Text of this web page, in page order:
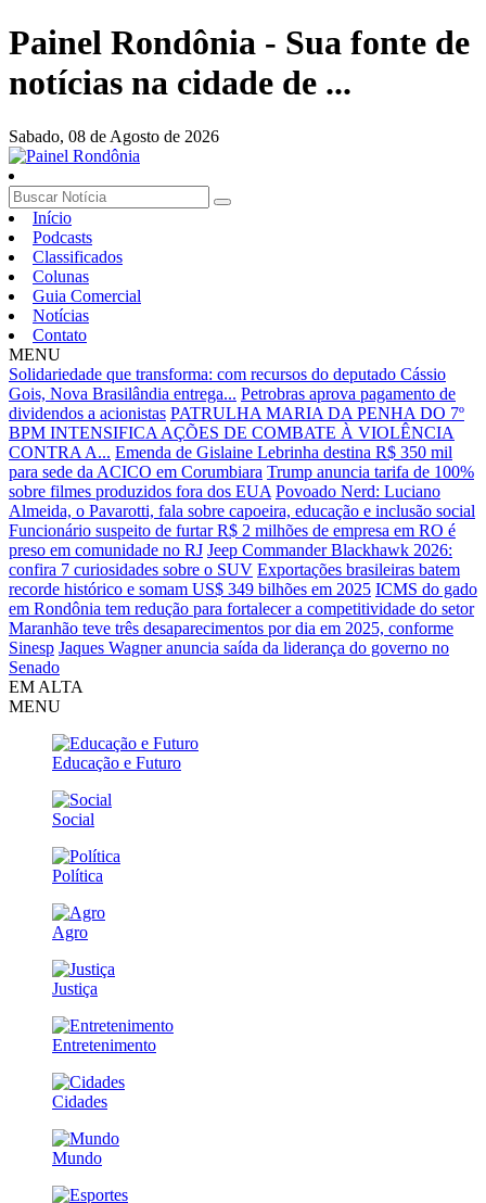
Painel Rondônia - Sua fonte de
notícias na cidade de ...
Sabado, 08 de Agosto de 2026
Início
Podcasts
Classificados
Colunas
Guia Comercial
Notícias
Contato
MENU
Solidariedade que transforma: com recursos do deputado Cássio
Gois, Nova Brasilândia entrega... Petrobras aprova pagamento de
dividendos a acionistas PATRULHA MARIA DA PENHA DO 7º
BPM INTENSIFICA AÇÕES DE COMBATE À VIOLÊNCIA
CONTRA A... Emenda de Gislaine Lebrinha destina R$ 350 mil
para sede da ACICO em Corumbiara Trump anuncia tarifa de 100%
sobre filmes produzidos fora dos EUA Povoado Nerd: Luciano
Almeida, o Pavarotti, fala sobre capoeira, educação e inclusão social
Funcionário suspeito de furtar R$ 2 milhões de empresa em RO é
preso em comunidade no RJ Jeep Commander Blackhawk 2026:
confira 7 curiosidades sobre o SUV Exportações brasileiras batem
recorde histórico e somam US$ 349 bilhões em 2025 ICMS do gado
em Rondônia tem redução para fortalecer a competitividade do setor
Maranhão teve três desaparecimentos por dia em 2025, conforme
Sinesp Jaques Wagner anuncia saída da liderança do governo no
Senado
EM ALTA
MENU
Educação e Futuro
Social
Política
Agro
Justiça
Entretenimento
Cidades
Mundo